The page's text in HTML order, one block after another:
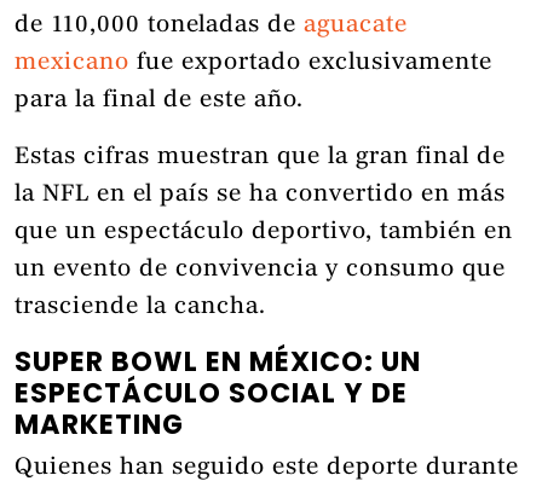
de 110,000 toneladas de aguacate
mexicano fue exportado exclusivamente
para la final de este año.
Estas cifras muestran que la gran final de
la NFL en el país se ha convertido en más
que un espectáculo deportivo, también en
un evento de convivencia y consumo que
trasciende la cancha.
SUPER BOWL EN MÉXICO: UN
ESPECTÁCULO SOCIAL Y DE
MARKETING
Quienes han seguido este deporte durante